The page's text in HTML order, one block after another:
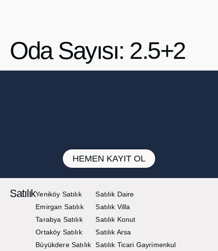
Oda Sayısı: 2.5+2
HEMEN KAYIT OL
SatılıkYeniköy Satılık
Emirgan Satılık
Tarabya Satılık
Ortaköy Satılık
Büyükdere Satılık
Satılık Daire
Satılık Villa
Satılık Konut
Satılık Arsa
Satılık Ticari Gayrimenkul